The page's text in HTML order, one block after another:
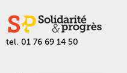
tel. 01 76 69 14 50